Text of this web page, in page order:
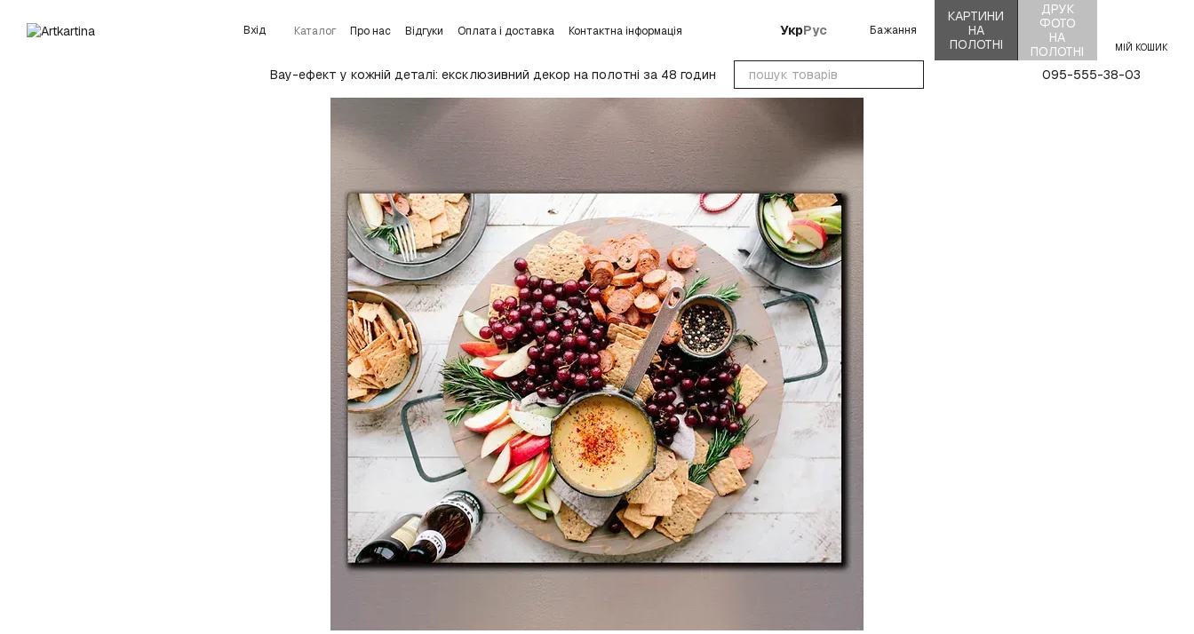
Вхід Каталог Про нас Відгуки Оплата і доставка
Контактна інформація
УкрРус Бажання
КАРТИНИ
НА
ПОЛОТНІ
ДРУК
ФОТО
НА
ПОЛОТНІ
МІЙ КОШИК
Вау-ефект у кожній деталі: ексклюзивний декор на полотні за 48 годин 095-555-38-03